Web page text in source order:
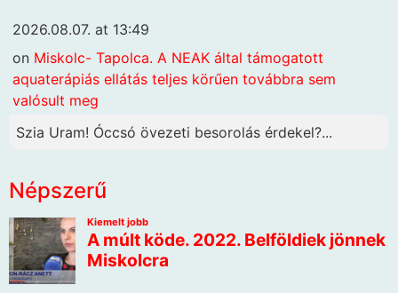
2026.08.07. at 13:49
on Miskolc- Tapolca. A NEAK által támogatott
aquaterápiás ellátás teljes körűen továbbra sem
valósult meg
Szia Uram! Óccsó övezeti besorolás érdekel?...
Népszerű